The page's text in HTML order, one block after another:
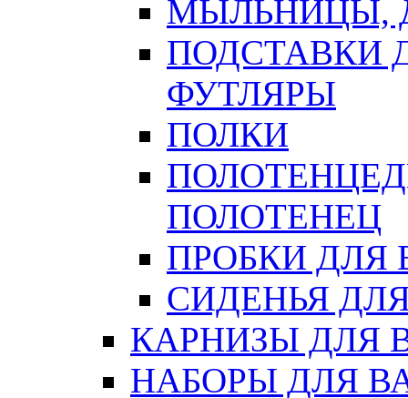
МЫЛЬНИЦЫ,
ПОДСТАВКИ
ФУТЛЯРЫ
ПОЛКИ
ПОЛОТЕНЕЦ
ПРОБКИ ДЛЯ
СИДЕНЬЯ
КАРНИЗЫ ДЛЯ
НАБОРЫ ДЛЯ